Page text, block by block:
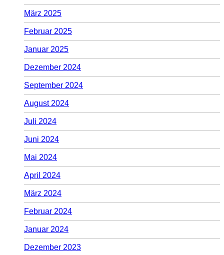
März 2025
Februar 2025
Januar 2025
Dezember 2024
September 2024
August 2024
Juli 2024
Juni 2024
Mai 2024
April 2024
März 2024
Februar 2024
Januar 2024
Dezember 2023